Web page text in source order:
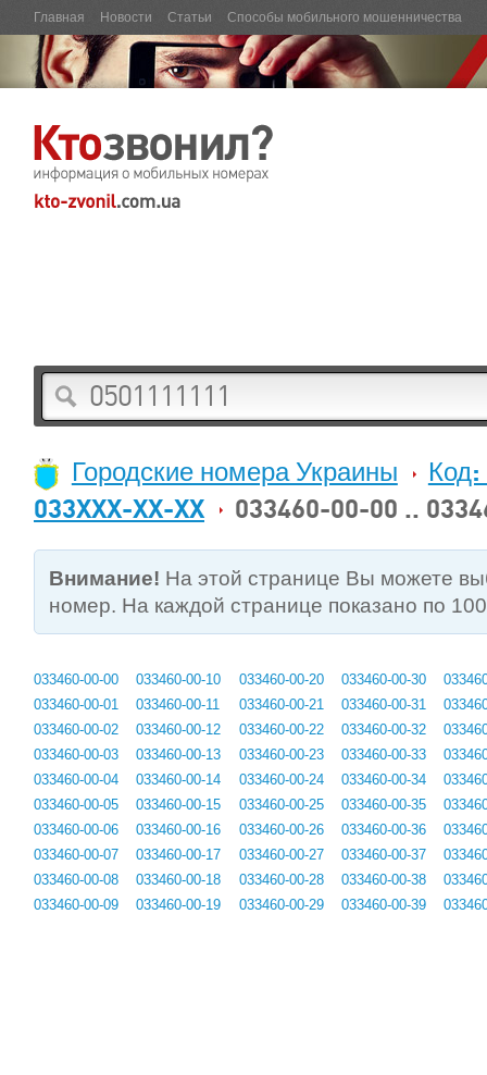
Главная Новости Статьи Способы мобильного мошенничества
Городские номера Украины
Код:
033XXX-XX-XX
033460-00-00 ..
Внимание! На этой странице Вы можете
номер. На каждой странице показано по
033460-00-00
033460-00-01
033460-00-02
033460-00-03
033460-00-04
033460-00-05
033460-00-06
033460-00-07
033460-00-08
033460-00-09
033460-00-10
033460-00-11
033460-00-12
033460-00-13
033460-00-14
033460-00-15
033460-00-16
033460-00-17
033460-00-18
033460-00-19
033460-00-20
033460-00-21
033460-00-22
033460-00-23
033460-00-24
033460-00-25
033460-00-26
033460-00-27
033460-00-28
033460-00-29
033460-00-30
033460-00-31
033460-00-32
033460-00-33
033460-00-34
033460-00-35
033460-00-36
033460-00-37
033460-00-38
033460-00-39